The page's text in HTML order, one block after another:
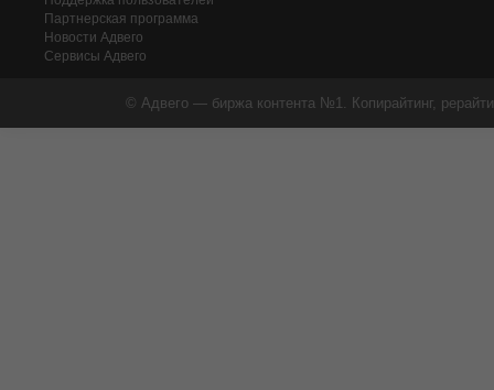
Партнерская программа
Новости Адвего
Сервисы Адвего
© Адвего — биржа контента №1. Копирайтинг,